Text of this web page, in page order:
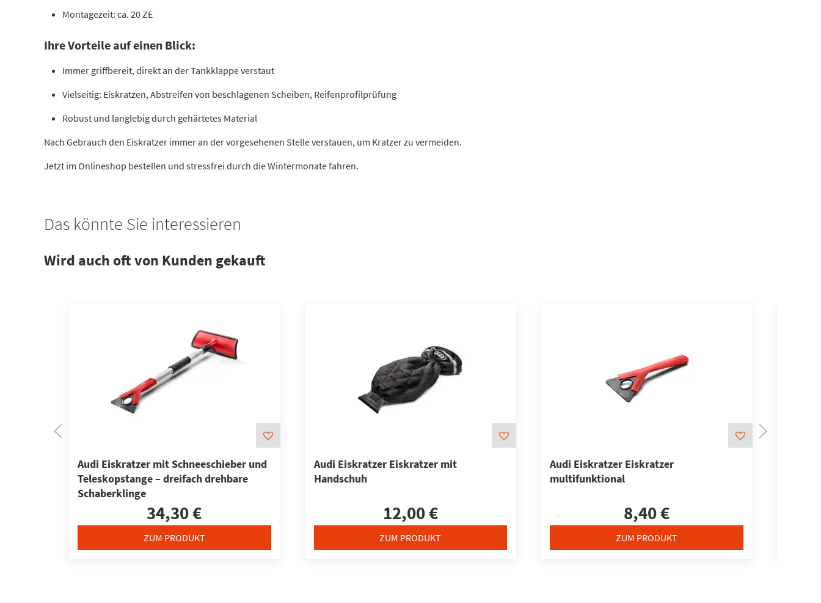
Montagezeit: ca. 20 ZE
Ihre Vorteile auf einen Blick:
Immer griffbereit, direkt an der Tankklappe verstaut
Vielseitig: Eiskratzen, Abstreifen von beschlagenen Scheiben, Reifenprofilprüfung
Robust und langlebig durch gehärtetes Material
Nach Gebrauch den Eiskratzer immer an der vorgesehenen Stelle verstauen, um Kratzer zu vermeiden.
Jetzt im Onlineshop bestellen und stressfrei durch die Wintermonate fahren.
Das könnte Sie interessieren
Wird auch oft von Kunden gekauft
Audi Eiskratzer mit Schneeschieber und
Teleskopstange – dreifach drehbare
Schaberklinge
34,30 €
ZUM PRODUKT
Audi Eiskratzer Eiskratzer mit
Handschuh
12,00 €
ZUM PRODUKT
Audi Eiskratzer Eiskratzer
multifunktional
8,40 €
ZUM PRODUKT